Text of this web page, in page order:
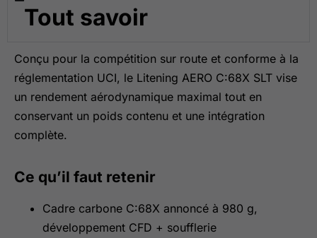
Tout savoir
Conçu pour la compétition sur route et conforme à la
réglementation UCI, le Litening AERO C:68X SLT vise
un rendement aérodynamique maximal tout en
conservant un poids contenu et une intégration
complète.
Ce qu’il faut retenir
Cadre carbone C:68X annoncé à 980 g,
développement CFD + soufflerie